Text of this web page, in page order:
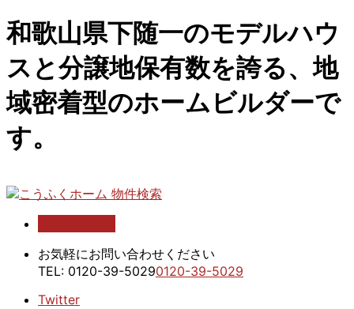
和歌山県下随一のモデルハウ
スと分譲地保有数を誇る、地
域密着型のホームビルダーで
す。
こうふくホーム 物件検索
お気軽にお問い合わせください
TEL: 0120-39-50290120-39-5029
Twitter